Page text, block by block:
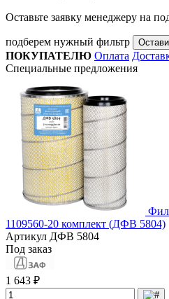
Оставьте заявку менеджеру на
подберем нужный фильтр
ПОКУПАТЕЛЮ Оплата
Специальные предложения
1109560-20 комплект (ДФВ 5804)
Артикул ДФВ 5804
Под заказ
1 643 ₽